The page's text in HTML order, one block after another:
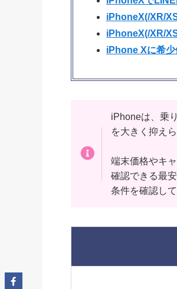
iPhoneX(/XR/
iPhoneX(/XR/
iPhone Xに希
iPhoneは、乗
を大きく抑え
端末価格やキ
確認できる最
条件を確認して